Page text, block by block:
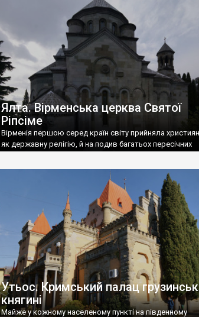
називаються «повстяками» (postaki)…” “Вино. Крим
виробляє відмінне вино і його вдосталь: воно все
легке біле і дуже […]
Ялта. Вірменська церква Святої
Ріпсіме
Вірменія першою серед країн світу прийняла
як державну релігію, й на подив багатьох пересічних
Утьос. Кримський палац
княгині
Майже у кожному населеному пункті на південному